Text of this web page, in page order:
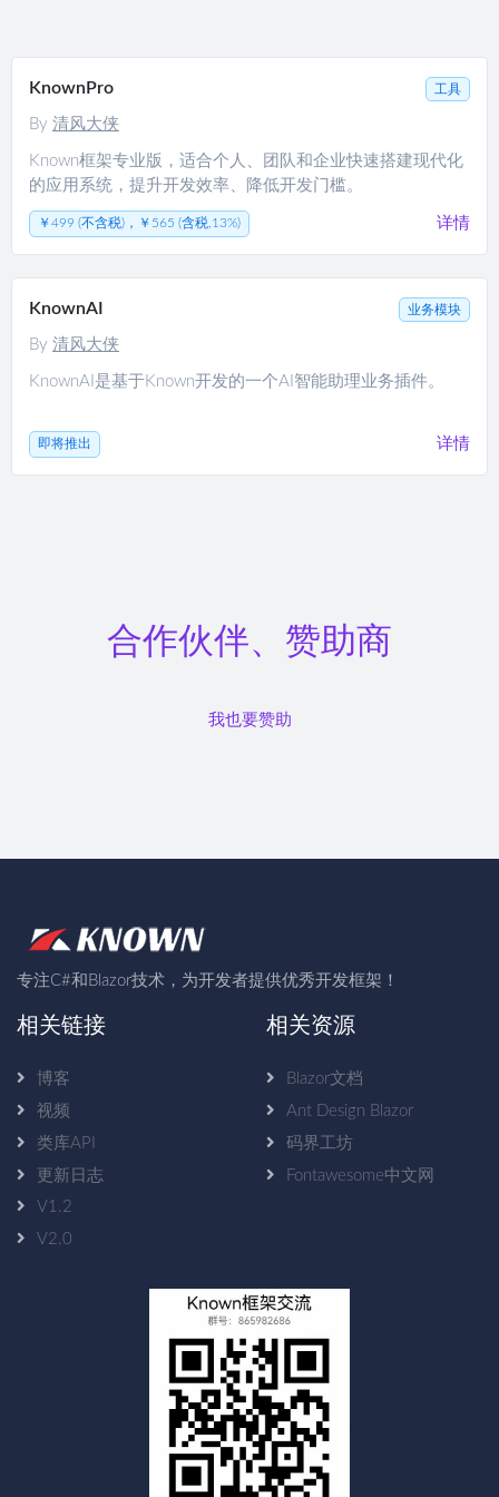
KnownPro 工具
By 清风大侠
Known框架专业版，适合个人、团队和企业快速搭建现代化
的应用系统，提升开发效率、降低开发门槛。
￥499 (不含税)，￥565 (含税,13%) 详情
KnownAI 业务模块
By 清风大侠
KnownAI是基于Known开发的一个AI智能助理业务插件。
即将推出 详情
合作伙伴、赞助商
我也要赞助
专注C#和Blazor技术，为开发者提供优秀开发框架！
相关链接
博客
视频
类库API
更新日志
V1.2
V2.0
相关资源
Blazor文档
Ant Design Blazor
码界工坊
Fontawesome中文网